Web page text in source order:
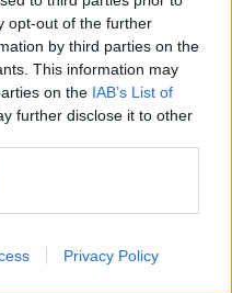
opt-out of the further
by third parties on the
This information may
on the IAB’s List of
further disclose it to other
Privacy Policy